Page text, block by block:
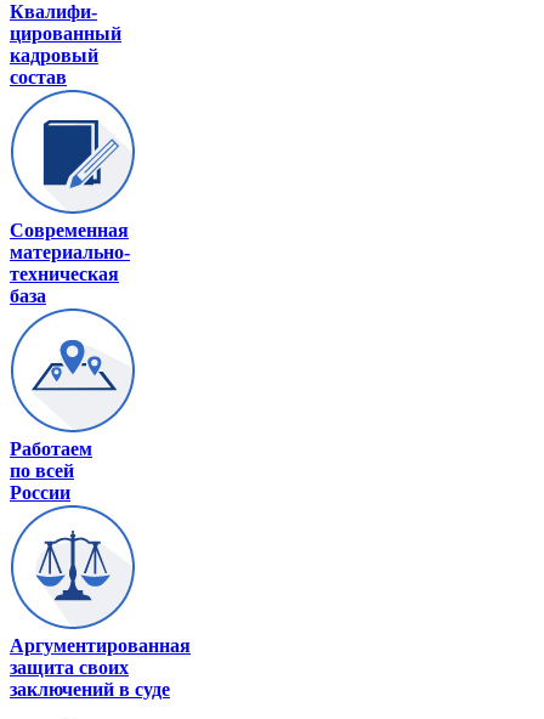
Квалифи-
цированный
кадровый
состав
Современная
материально-
техническая
база
Работаем
по всей
России
Аргументированная
защита своих
заключений в суде